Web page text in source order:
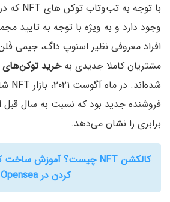
با توجه به تب‌وتاب توکن های NFT که در سراسر عرصه
وجود دارد و به ویژه با توجه به
افراد معروفی نظیر اسنوپ داگ، جیمی
مشتریان کاملا جدیدی بهخرید توکن‌های
فروشنده جدید بود که نسبت به سال قبل
برابری را نشان می‌دهد.
کردن در Opensea